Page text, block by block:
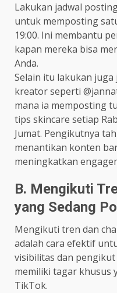
Lakukan jadwal
untuk memposting
19:00. Ini membantu
kapan mereka bisa
Anda.
Selain itu lakukan
kreator seperti
mana ia memposting
tips skincare setiap
Jumat. Pengikutnya
menantikan konten
meningkatkan
B. Mengikuti
yang Sedang
Mengikuti tren dan
adalah cara efektif
visibilitas dan
memiliki tagar khusus
TikTok.